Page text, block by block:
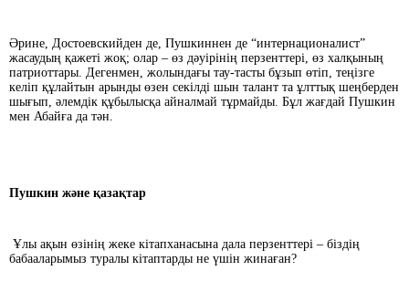
Әрине, Достоевскийден де, Пушкиннен де “интернационалист”
жасаудың қажеті жоқ; олар – өз дәуірінің перзенттері, өз халқының
патриоттары. Дегенмен, жолындағы тау-тасты бұзып өтіп, теңізге
келіп құлайтын арынды өзен секілді шын талант та ұлттық шеңберден
шығып, әлемдік құбылысқа айналмай тұрмайды. Бұл жағдай Пушкин
мен Абайға да тән.
Пушкин және қазақтар
Ұлы ақын өзінің жеке кітапханасына дала перзенттері – біздің
бабааларымыз туралы кітаптарды не үшін жинаған?